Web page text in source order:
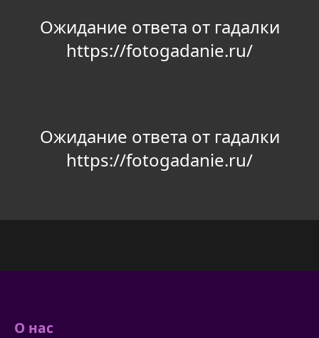
Ожидание ответа от гадалки
https://fotogadanie.ru/
Ожидание ответа от гадалки
https://fotogadanie.ru/
О нас